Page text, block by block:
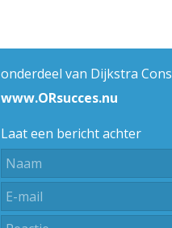
onderdeel van Dijkstra
www.ORsucces.nu
Laat een bericht achter